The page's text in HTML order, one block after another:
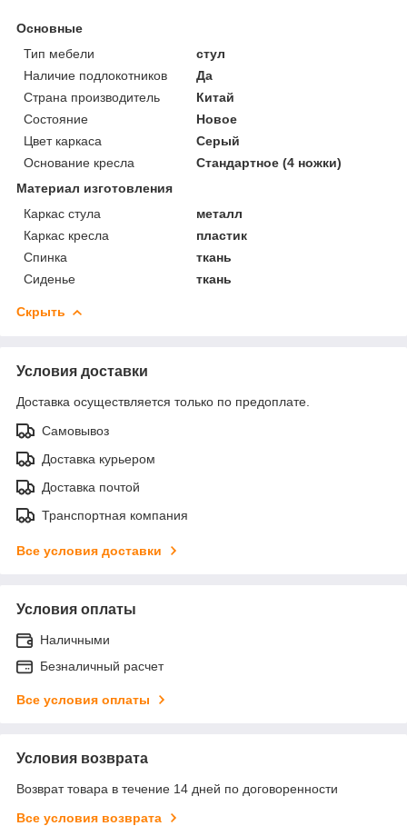
Основные
Тип мебели
стул
Наличие подлокотников
Да
Страна производитель
Китай
Состояние
Новое
Цвет каркаса
Серый
Основание кресла
Стандартное (4 ножки)
Материал изготовления
Каркас стула
металл
Каркас кресла
пластик
Спинка
ткань
Сиденье
ткань
Скрыть
Условия доставки
Доставка осуществляется только по предоплате.
Самовывоз
Доставка курьером
Доставка почтой
Транспортная компания
Все условия доставки
Условия оплаты
Наличными
Безналичный расчет
Все условия оплаты
Условия возврата
Возврат товара в течение 14 дней по договоренности
Все условия возврата